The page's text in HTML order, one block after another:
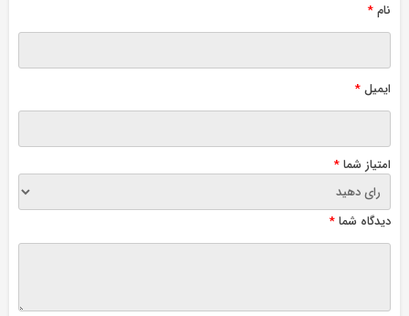
نام*
ایمیل*
امتیاز شما*
دیدگاه شما*